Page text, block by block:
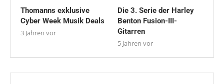
Thomanns exklusive
Cyber Week Musik Deals
3 Jahren vor
Die 3. Serie der Harley
Benton Fusion-III-
Gitarren
5 Jahren vor